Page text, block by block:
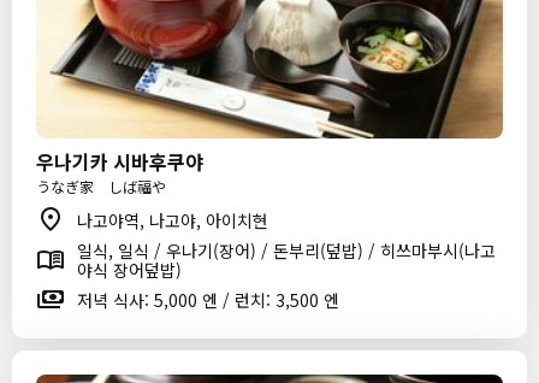
우나기카 시바후쿠야
うなぎ家 しば福や
나고야역, 나고야, 아이치현
일식, 일식 / 우나기(장어) / 돈부리(덮밥) / 히쓰마부시(나고
야식 장어덮밥)
저녁 식사: 5,000 엔 / 런치: 3,500 엔